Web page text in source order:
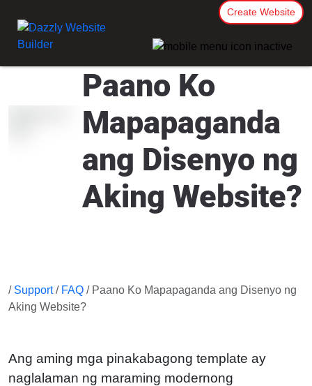
Create Website
Paano Ko
Mapapaganda
ang Disenyo ng
Aking Website?
/ Support/ FAQ / Paano Ko Mapapaganda ang Disenyo ng
Aking Website?
Ang aming mga pinakabagong template ay
naglalaman ng maraming modernong